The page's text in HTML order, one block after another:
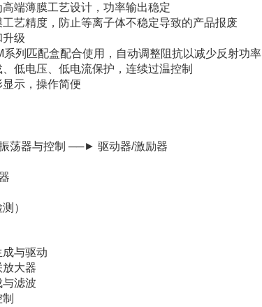
高端薄膜工艺设计，功率输出稳定
艺精度，防止等离子体不稳定导致的产品报废
升级
系列匹配盒配合使用，自动调整阻抗以减少反射功率
低电压、低电流保护，连续过温控制
显示，操作简便
荡器与控制 ──► 驱动器/激励器
）
成与驱动
放大器
与滤波